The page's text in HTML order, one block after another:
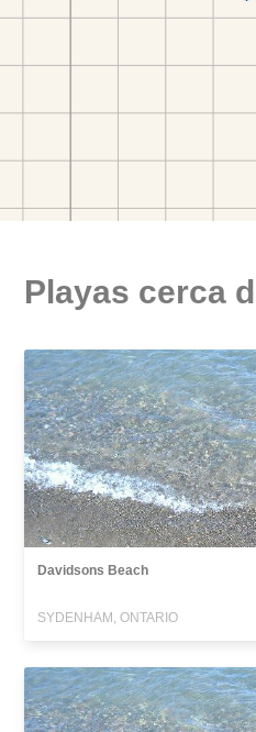
Playas cerca
Davidsons Beach
SYDENHAM, ONTARIO